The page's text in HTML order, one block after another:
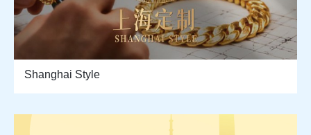
Shanghai Style